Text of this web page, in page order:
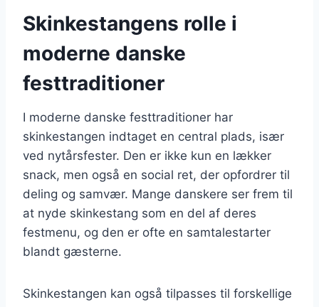
Skinkestangens rolle i
moderne danske
festtraditioner
I moderne danske festtraditioner har
skinkestangen indtaget en central plads, især
ved nytårsfester. Den er ikke kun en lækker
snack, men også en social ret, der opfordrer til
deling og samvær. Mange danskere ser frem til
at nyde skinkestang som en del af deres
festmenu, og den er ofte en samtalestarter
blandt gæsterne.
Skinkestangen kan også tilpasses til forskellige